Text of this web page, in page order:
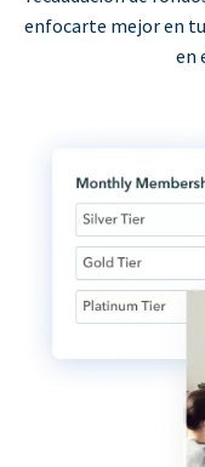
enfocarte mejor en
en